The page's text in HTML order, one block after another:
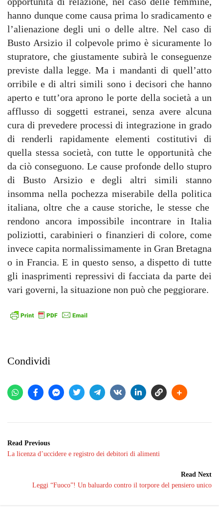
hanno dunque come causa prima lo sradicamento e
l’alienazione degli uni o delle altre. Nel caso di
Busto Arsizio il colpevole primo è sicuramente lo
stupratore, che giustamente subirà le conseguenze
previste dalla legge. Ma i mandanti di quell’atto
orribile e di altri simili sono i decisori che hanno
aperto e tutt’ora aprono le porte della società a un
afflusso di soggetti estranei, senza avere alcuna
cura di prevedere processi di integrazione in grado
di renderli rapidamente elementi costitutivi di
quella stessa società, con tutte le opportunità che
da ciò conseguono. Le cause profonde dello stupro
di Busto Arsizio e degli altri simili stanno
insomma nella pochezza miserabile della politica
italiana, oltre che a cause storiche, le stesse che
rendono ancora impossibile incontrare in Italia
poliziotti, carabinieri o finanzieri di colore, come
invece capita normalissimamente in Gran Bretagna
o in Francia. E in questo senso, a dispetto di tutte
gli inasprimenti repressivi di facciata da parte dei
vari governi, la situazione non può che peggiorare.
Condividi
Read Previous
La licenza d’uccidere e registro dei debitori di alimenti
Read Next
Leggi “Fuoco”! Un baluardo contro il torpore del pensiero unico